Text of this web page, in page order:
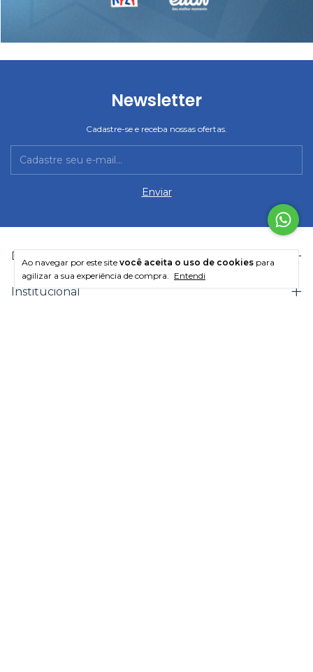
Ao navegar por este site você aceita o uso de cookies para
agilizar a sua experiência de compra. Entendi
Newsletter
Cadastre-se e receba nossas ofertas.
Departamentos
Institucional